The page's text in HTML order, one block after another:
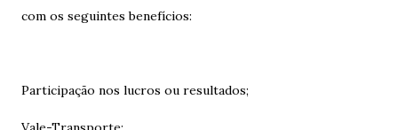
com os seguintes benefícios:
Participação nos lucros ou resultados;